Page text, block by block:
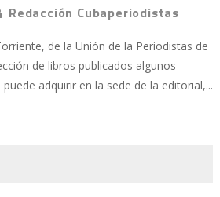
Redacción Cubaperiodistas
de la Unión de la Periodistas de
de libros publicados algunos
adquirir en la sede de la editorial,...